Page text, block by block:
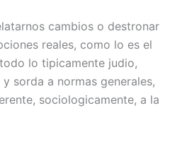
cambios o destronar
reales, como lo es el
lo tipicamente judio,
sorda a normas generales,
sociologicamente, a la